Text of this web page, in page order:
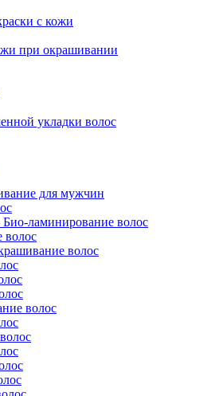
с кожи
при окрашивании
укладки волос
для мужчин
Био-ламинирование волос
волос
волос
волос